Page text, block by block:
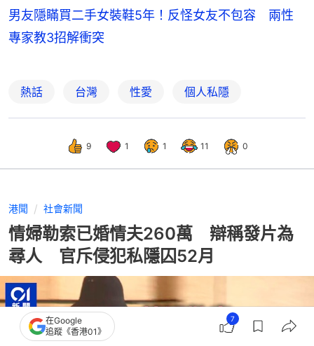
男友隱瞞買二手女裝鞋5年！反怪女友不包容 兩性
專家教3招解衝突
熱話 台灣 性愛 個人私隱
9 1 1 11 0
港聞 社會新聞
情婦勒索已婚情夫260萬 辯稱發片為
尋人 官斥侵犯私隱囚52月
在Google
追蹤《香港01》
7